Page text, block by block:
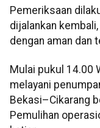
Pemeriksaan
dijalankan
dengan aman dan
Mulai pukul 14.00
melayani
Bekasi–Cikarang
Pemulihan